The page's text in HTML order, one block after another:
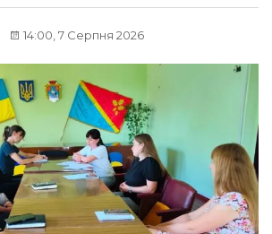
14:00, 7 Серпня 2026